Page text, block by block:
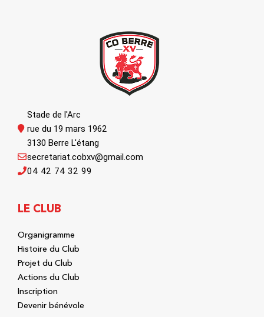
Stade de l'Arc
rue du 19 mars 1962
3130 Berre L'étang
04 42 74 32 99
secretariat.cobxv@gmail.com
LE CLUB
Organigramme
Histoire du Club
Projet du Club
Actions du Club
Inscription
Devenir bénévole